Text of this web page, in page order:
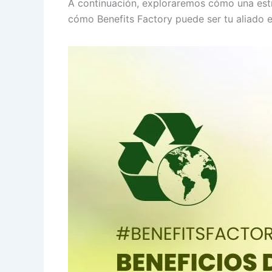
A continuación, exploraremos cómo una
cómo Benefits Factory puede ser tu aliado